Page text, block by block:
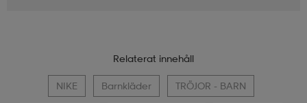
Relaterat innehåll
NIKE Barnkläder TRÖJOR - BARN